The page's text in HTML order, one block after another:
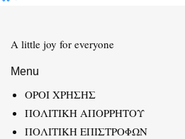
A little joy for everyone
Menu
ΟΡΟΙ ΧΡΗΣΗΣ
ΠΟΛΙΤΙΚΗ ΑΠΟΡΡΗΤΟΥ
ΠΟΛΙΤΙΚΗ ΕΠΙΣΤΡΟΦΩΝ